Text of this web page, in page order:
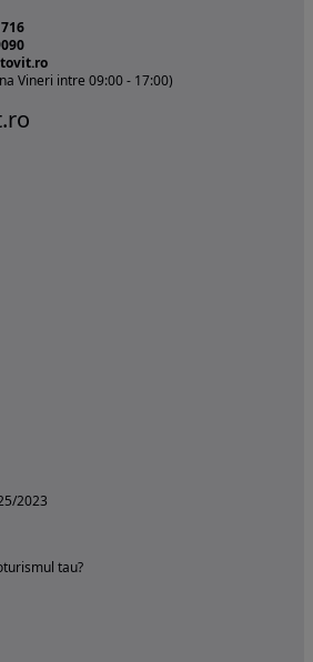
Vineri intre 09:00 - 17:00)
2023
tau?